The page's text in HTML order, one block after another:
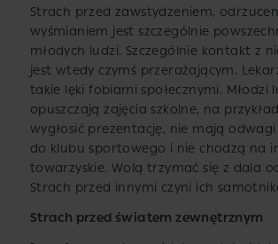
Strach przed zawstydzeniem,
wyśmianiem jest szczególnie
młodych ludzi. Szczególnie kontakt z
jest wtedy czymś przerażającym.
takie lęki fobiami społecznymi. Młodzi
opuszczają zajęcia szkolne, na
wygłosić prezentację, nie mają odwagi
do klubu sportowego i nie chodzą na
towarzyskie. Wolą trzymać się z dala
Strach przed innymi czyni ich
Strach przed światem zewnętrznym